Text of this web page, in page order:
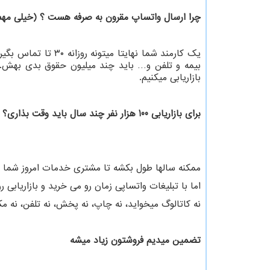
چرا ارسال واتساپ مقرون به صرفه هست ؟ (خیلی
بیمه و تلفن و… باید چند میلیون حقوق بدی
بازاریابی میکنیم.
برای بازاریابی 100 هزار نفر چند سال باید وقت بذاری؟
ممکنه سالها طول بکشه تا مشتری خدمات امروز شما
اما با تبلیغات واتساپی زمان رو می خرید و بازاریابی رو جای اینکه ۱۰ سال طول
نه کاتالوگ میخواید، نه چاپ، نه پخش، نه تلفن، نه
تضمین میدیم فروشتون زیاد میشه